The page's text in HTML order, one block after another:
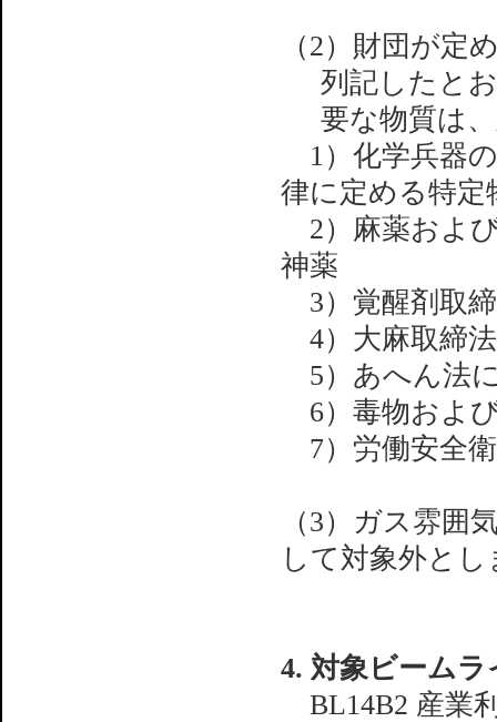
（2）財団が定
列記したと
要な物質は
1）化学兵器
律に定める特定
2）麻薬およ
神薬
3）覚醒剤取
4）大麻取締
5）あへん法
6）毒物およ
7）労働安全
（3）ガス雰囲
して対象外とし
4. 対象ビームラ
BL14B2 産業